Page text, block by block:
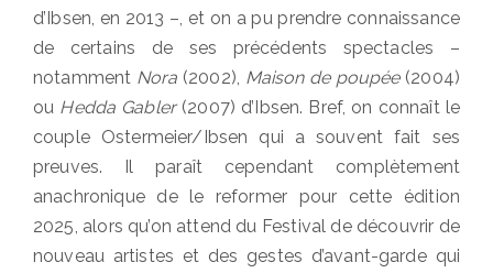
d’Ibsen, en 2013 –, et on a pu prendre connaissance
de certains de ses précédents spectacles –
notamment Nora (2002), Maison de poupée(2004)
ou Hedda Gabler(2007) d’Ibsen. Bref, on connaît le
couple Ostermeier/Ibsen qui a souvent fait ses
preuves. Il paraît cependant complètement
anachronique de le reformer pour cette édition
2025, alors qu’on attend du Festival de découvrir de
nouveau artistes et des gestes d’avant-garde qui